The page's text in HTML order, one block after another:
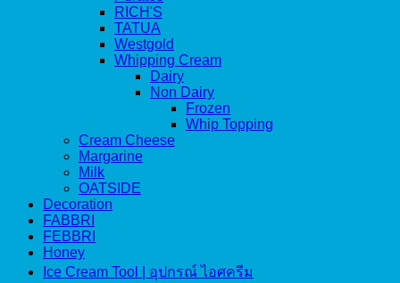
RICH'S
TATUA
Westgold
Whipping Cream
Dairy
Non Dairy
Frozen
Whip Topping
Cream Cheese
Margarine
Milk
OATSIDE
Decoration
FABBRI
FEBBRI
Honey
Ice Cream Tool | อุปกรณ์ ไอศครีม